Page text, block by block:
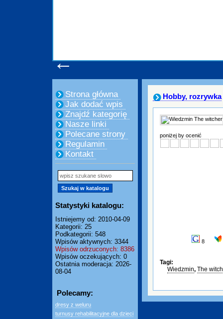
←
Strona główna
Jak dodać wpis
Znajdź kategorię
Nasze linki
Polecane strony
Regulamin
Kontakt
Statystyki katalogu:
Istniejemy od: 2010-04-09
Kategorii: 25
Podkategorii: 548
Wpisów aktywnych: 3344
Wpisów odrzuconych: 8386
Wpisów oczekujących: 0
Ostatnia moderacja: 2026-
08-04
Polecamy:
dresy z weluru
turnusy rehabilitacyjne dla dzieci
Hobby, rozrywka
poniżej by ocenić
8
Tagi:
Wiedzmin, The